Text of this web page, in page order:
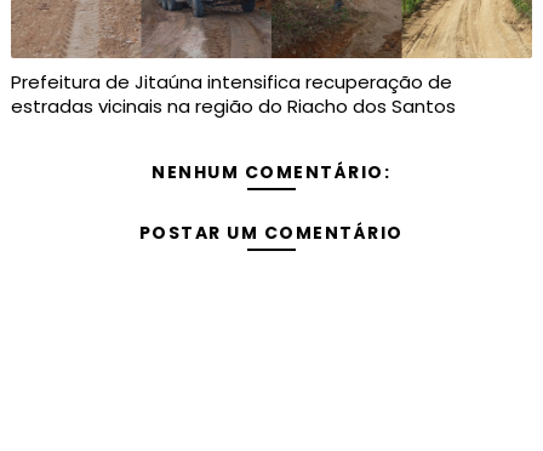
Prefeitura de Jitaúna intensifica recuperação de
estradas vicinais na região do Riacho dos Santos
NENHUM COMENTÁRIO:
POSTAR UM COMENTÁRIO